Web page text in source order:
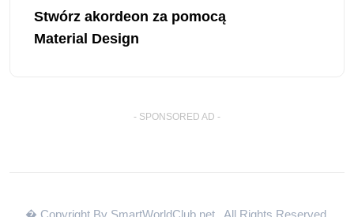
Stwórz akordeon za pomocą
Material Design
- SPONSORED AD -
� Copyright By SmartWorldClub.net . All Rights Reserved.